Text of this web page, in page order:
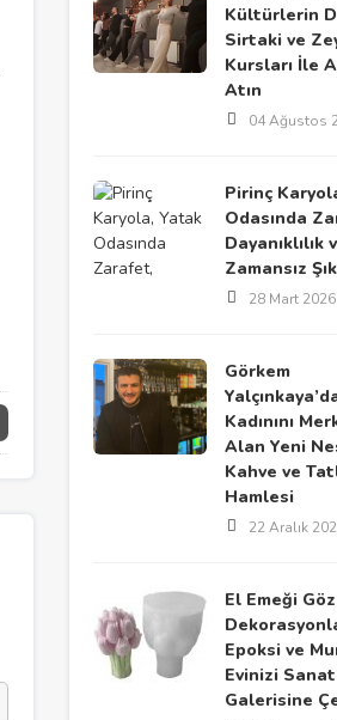
Kültürlerin
Sirtaki ve
Kursları İle
Atın
04 Ağustos
Pirinç
Odasında
Dayanıklılık
Zamansız
28 Mart 2026
Görkem
Kadınını
Alan Yeni
Kahve ve
Hamlesi
22 Aralık
El Emeği
Epoksi ve
Evinizi Sanat
Galerisine